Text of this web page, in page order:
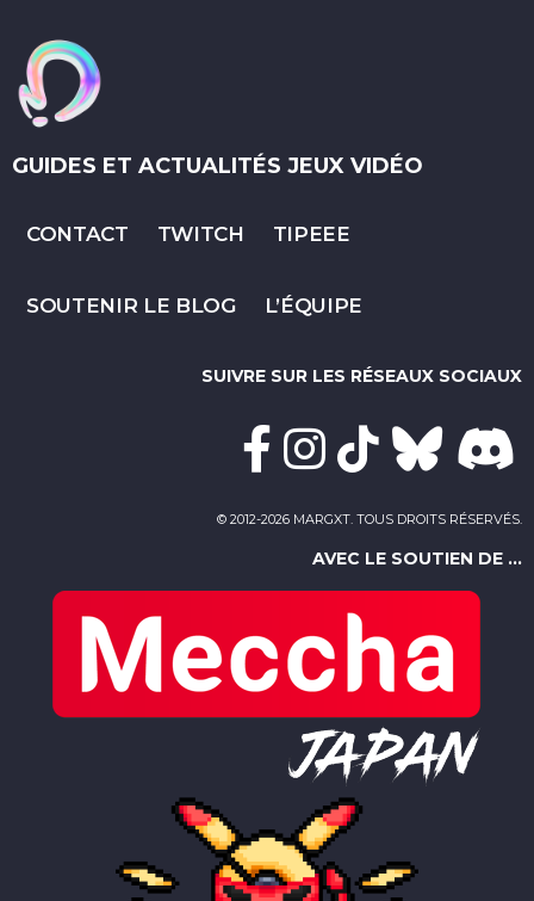
GUIDES ET ACTUALITÉS JEUX VIDÉO
CONTACT TWITCH TIPEEE
SOUTENIR LE BLOG L’ÉQUIPE
SUIVRE SUR LES RÉSEAUX SOCIAUX
© 2012-2026 MARGXT. TOUS DROITS RÉSERVÉS.
AVEC LE SOUTIEN DE ...